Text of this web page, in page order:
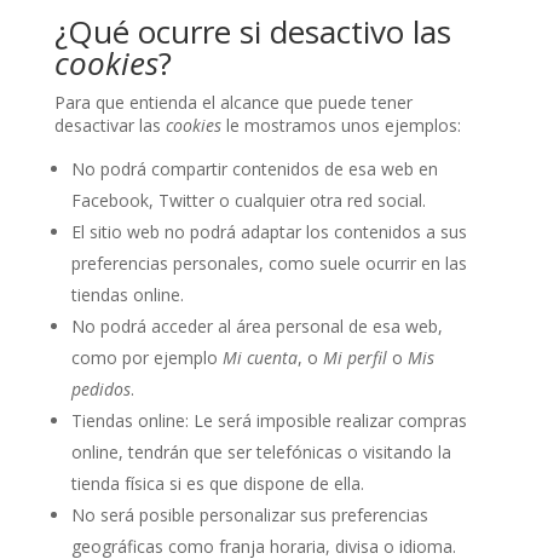
¿Qué ocurre si desactivo las
cookies?
Para que entienda el alcance que puede tener
desactivar las cookiesle mostramos unos ejemplos:
No podrá compartir contenidos de esa web en
Facebook, Twitter o cualquier otra red social.
El sitio web no podrá adaptar los contenidos a sus
preferencias personales, como suele ocurrir en las
tiendas online.
No podrá acceder al área personal de esa web,
como por ejemplo Mi cuenta, o Mi perfilo Mis
pedidos.
Tiendas online: Le será imposible realizar compras
online, tendrán que ser telefónicas o visitando la
tienda física si es que dispone de ella.
No será posible personalizar sus preferencias
geográficas como franja horaria, divisa o idioma.